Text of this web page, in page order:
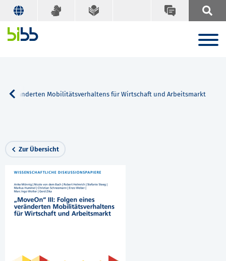
veränderten Mobilitätsverhaltens für Wirtschaft und Arbeitsmarkt
Zur Übersicht